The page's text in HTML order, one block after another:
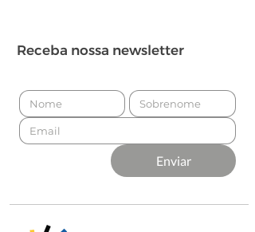
Receba nossa newsletter
Enviar